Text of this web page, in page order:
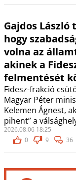
Gajdos László
hogy
volna az
akinek a
felmentését
Fidesz-frakció
Magyar Péter
Kelemen Ágnest,
pihent” a
2026.08.06 18:25
0
9 36